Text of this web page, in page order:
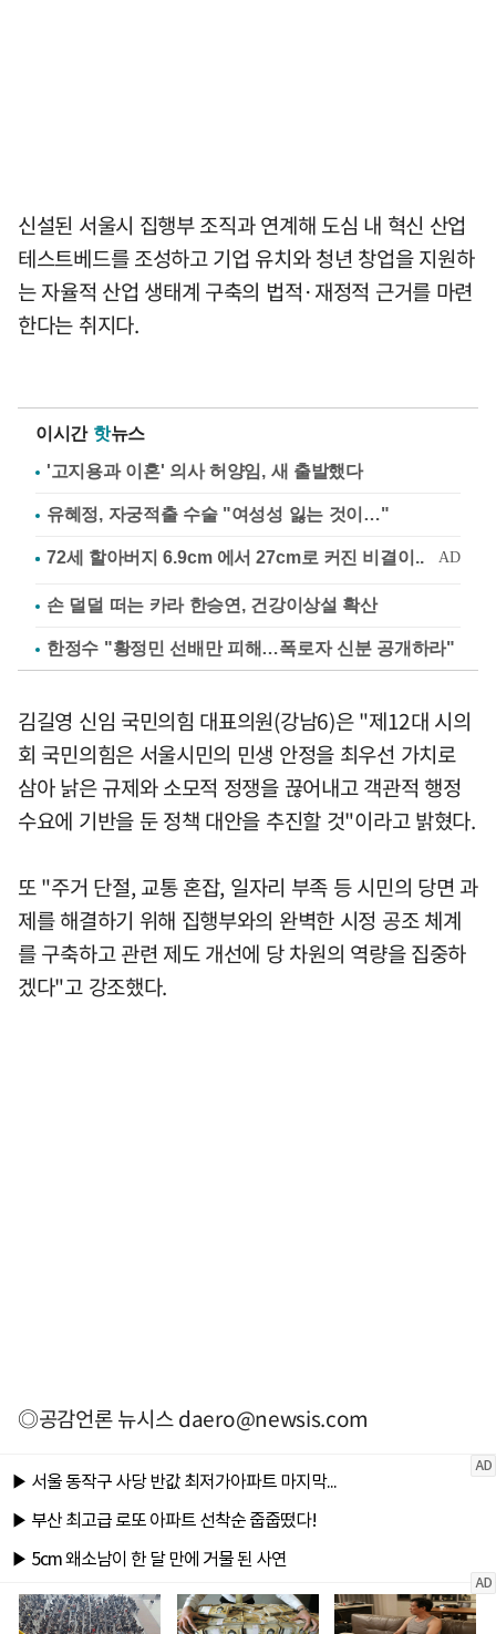
신설된 서울시 집행부 조직과 연계해 도심 내 혁신 산업
테스트베드를 조성하고 기업 유치와 청년 창업을 지원하
는 자율적 산업 생태계 구축의 법적·재정적 근거를 마련
한다는 취지다.
이시간 핫뉴스
'고지용과 이혼' 의사 허양임, 새 출발했다
유혜정, 자궁적출 수술 "여성성 잃는 것이…"
손 덜덜 떠는 카라 한승연, 건강이상설 확산
한정수 "황정민 선배만 피해…폭로자 신분 공개하라"
김길영 신임 국민의힘 대표의원(강남6)은 "제12대 시의
회 국민의힘은 서울시민의 민생 안정을 최우선 가치로
삼아 낡은 규제와 소모적 정쟁을 끊어내고 객관적 행정
수요에 기반을 둔 정책 대안을 추진할 것"이라고 밝혔다.
또 "주거 단절, 교통 혼잡, 일자리 부족 등 시민의 당면 과
제를 해결하기 위해 집행부와의 완벽한 시정 공조 체계
를 구축하고 관련 제도 개선에 당 차원의 역량을 집중하
겠다"고 강조했다.
◎공감언론 뉴시스daero@newsis.com